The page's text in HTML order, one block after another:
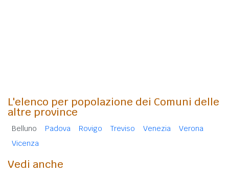
L'elenco per popolazione dei Comuni delle
altre province
Belluno Padova Rovigo Treviso Venezia
Verona
Vicenza
Vedi anche